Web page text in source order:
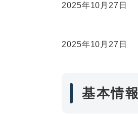
2025年10月27日
2025年10月27日
基本情報